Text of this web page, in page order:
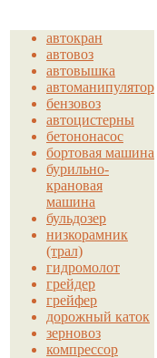
автокран
автовоз
автовышка
автоманипулятор
бензовоз
автоцистерны
бетононасос
бортовая машина
бурильно-
крановая
машина
бульдозер
низкорамник
(трал)
гидромолот
грейдер
грейфер
дорожный каток
зерновоз
компрессор